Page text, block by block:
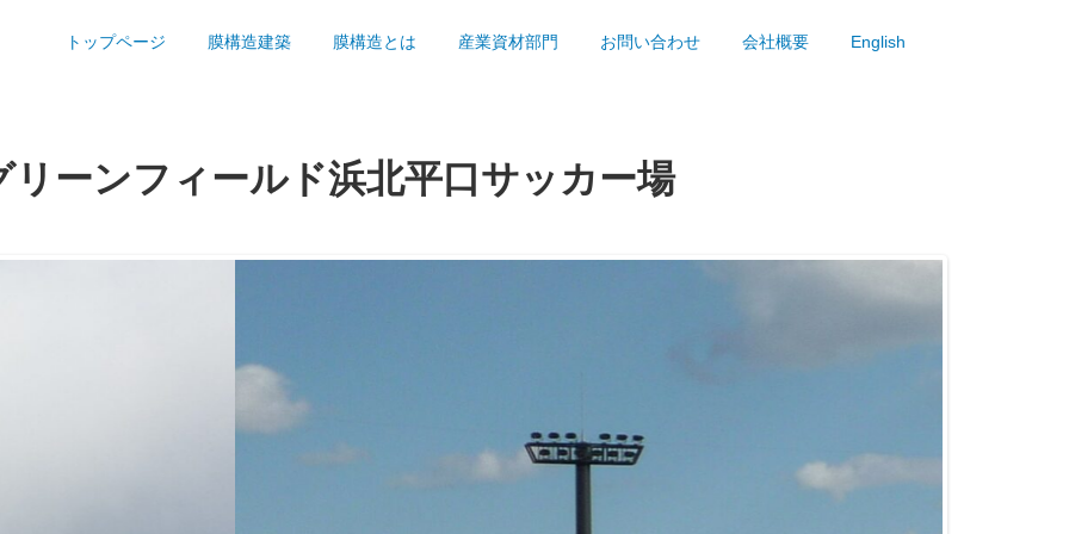
トップページ 膜構造建築 膜構造とは 産業資材部門 お問い合わせ 会社概要 English
リーンフィールド浜北平口サッカー場